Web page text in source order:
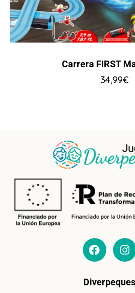
Carrera FIRST
34,99€
Diverpeques